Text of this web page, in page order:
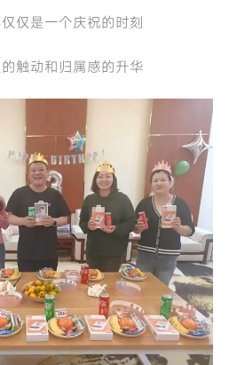
仅是一个庆祝的时刻
触动和归属感的升华